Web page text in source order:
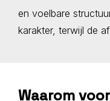
en voelbare
karakter, terwijl de
Waarom